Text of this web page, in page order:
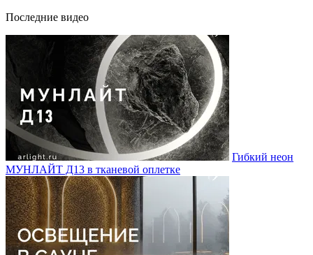
Последние видео
Гибкий неон
МУНЛАЙТ Д13 в тканевой оплетке